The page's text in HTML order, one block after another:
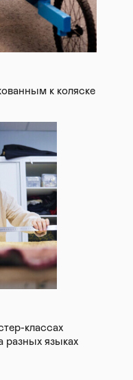
к коляске
классах
разных языках